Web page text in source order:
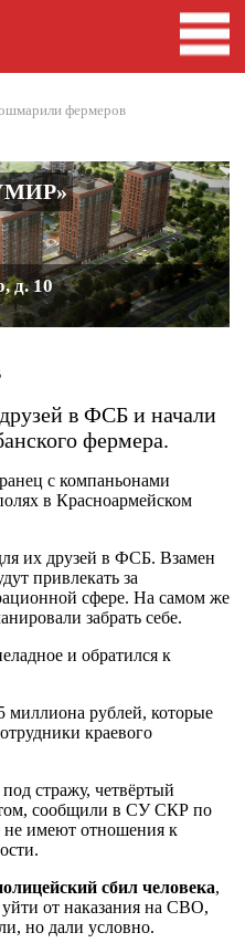
фермеров
д. 10
в ФСБ и начали
фермера.
с компаньонами
в Красноармейском
их друзей в ФСБ. Взамен
привлекать за
сфере. На самом же
забрать себе.
и обратился к
миллиона рублей, которые
краевого
стражу, четвёртый
сообщили в СУ СКР по
не имеют отношения к
сбил человека,
от наказания на СВО,
но дали условно.